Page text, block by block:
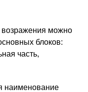
возражения можно
блоков:
часть,
наименование